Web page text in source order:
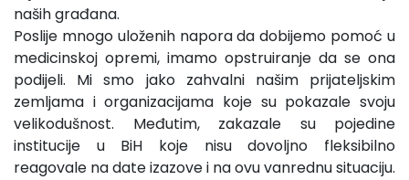
naših građana.
Poslije mnogo uloženih napora da dobijemo pomoć u
medicinskoj opremi, imamo opstruiranje da se ona
podijeli. Mi smo jako zahvalni našim prijateljskim
zemljama i organizacijama koje su pokazale svoju
velikodušnost. Međutim, zakazale su pojedine
institucije u BiH koje nisu dovoljno fleksibilno
reagovale na date izazove i na ovu vanrednu situaciju.